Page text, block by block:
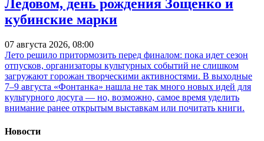
Ледовом, день рождения Зощенко и
кубинские марки
07 августа 2026, 08:00
Лето решило притормозить перед финалом: пока идет сезон
отпусков, организаторы культурных событий не слишком
загружают горожан творческими активностями. В выходные
7–9 августа «Фонтанка» нашла не так много новых идей для
культурного досуга — но, возможно, самое время уделить
внимание ранее открытым выставкам или почитать книги.
Новости